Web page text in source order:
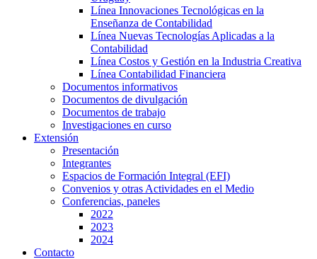
Línea Innovaciones Tecnológicas en la
Enseñanza de Contabilidad
Línea Nuevas Tecnologías Aplicadas a la
Contabilidad
Línea Costos y Gestión en la Industria Creativa
Línea Contabilidad Financiera
Documentos informativos
Documentos de divulgación
Documentos de trabajo
Investigaciones en curso
Extensión
Presentación
Integrantes
Espacios de Formación Integral (EFI)
Convenios y otras Actividades en el Medio
Conferencias, paneles
2022
2023
2024
Contacto